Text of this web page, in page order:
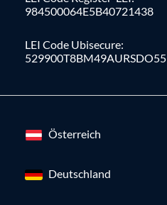
984500064E5B40721438
LEI Code Ubisecure:
529900T8BM49AURSDO55
Österreich
Deutschland